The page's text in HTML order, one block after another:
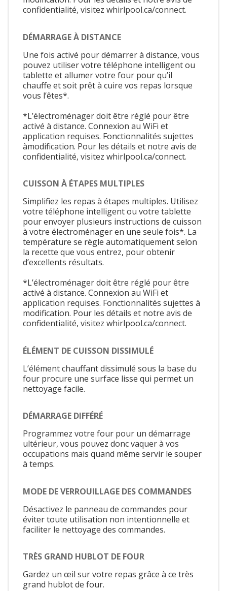
confidentialité, visitez whirlpool.ca/connect.
DÉMARRAGE À DISTANCE
Une fois activé pour démarrer à distance, vous
pouvez utiliser votre téléphone intelligent ou
tablette et allumer votre four pour qu’il
chauffe et soit prêt à cuire vos repas lorsque
vous l’êtes*.
*L’électroménager doit être réglé pour être
activé à distance. Connexion au WiFi et
application requises. Fonctionnalités sujettes
àmodification. Pour les détails et notre avis de
confidentialité, visitez whirlpool.ca/connect.
CUISSON À ÉTAPES MULTIPLES
Simplifiez les repas à étapes multiples. Utilisez
votre téléphone intelligent ou votre tablette
pour envoyer plusieurs instructions de cuisson
à votre électroménager en une seule fois*. La
température se règle automatiquement selon
la recette que vous entrez, pour obtenir
d’excellents résultats.
*L’électroménager doit être réglé pour être
activé à distance. Connexion au WiFi et
application requises. Fonctionnalités sujettes à
modification. Pour les détails et notre avis de
confidentialité, visitez whirlpool.ca/connect.
ÉLÉMENT DE CUISSON DISSIMULÉ
L’élément chauffant dissimulé sous la base du
four procure une surface lisse qui permet un
nettoyage facile.
DÉMARRAGE DIFFÉRÉ
Programmez votre four pour un démarrage
ultérieur, vous pouvez donc vaquer à vos
occupations mais quand même servir le souper
à temps.
MODE DE VERROUILLAGE DES COMMANDES
Désactivez le panneau de commandes pour
éviter toute utilisation non intentionnelle et
faciliter le nettoyage des commandes.
TRÈS GRAND HUBLOT DE FOUR
Gardez un œil sur votre repas grâce à ce très
grand hublot de four.